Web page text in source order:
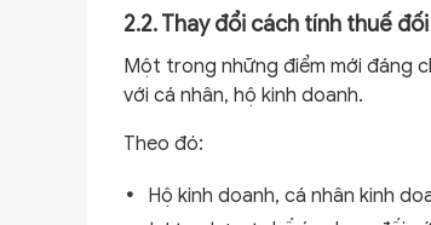
2.2. Thay đổi cách tính thuế
Một trong những điểm mới đáng
với cá nhân, hộ kinh doanh.
Theo đó:
Hộ kinh doanh, cá nhân kinh